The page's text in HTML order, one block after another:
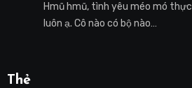
Hmũ hmũ, tình yêu méo mó
luôn ạ. Cô nào có bộ nào…
Thẻ